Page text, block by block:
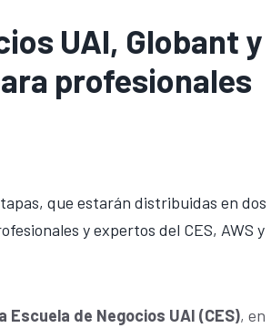
UAI, Globant y
profesionales
que estarán distribuidas en dos
y expertos del CES, AWS y
de Negocios UAI (CES), en